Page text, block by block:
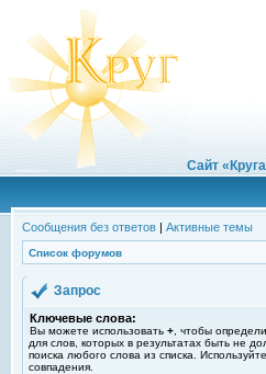
Сайт
Сообщения без ответов | Активные темы
Список форумов
Запрос
Ключевые слова:
Вы можете использовать + , чтобы
для слов, которых в результатах быть не
поиска любого слова из списка. Используйте
совпадения.